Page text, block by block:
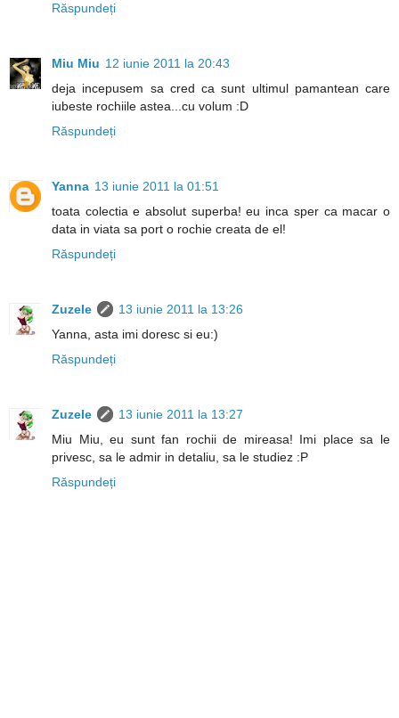
Răspundeți
Miu Miu 12 iunie 2011 la 20:43
deja incepusem sa cred ca sunt ultimul pamantean care
iubeste rochiile astea...cu volum :D
Răspundeți
Yanna 13 iunie 2011 la 01:51
toata colectia e absolut superba! eu inca sper ca macar o
data in viata sa port o rochie creata de el!
Răspundeți
Zuzele
13 iunie 2011 la 13:26
Yanna, asta imi doresc si eu:)
Răspundeți
Zuzele
13 iunie 2011 la 13:27
Miu Miu, eu sunt fan rochii de mireasa! Imi place sa le
privesc, sa le admir in detaliu, sa le studiez :P
Răspundeți